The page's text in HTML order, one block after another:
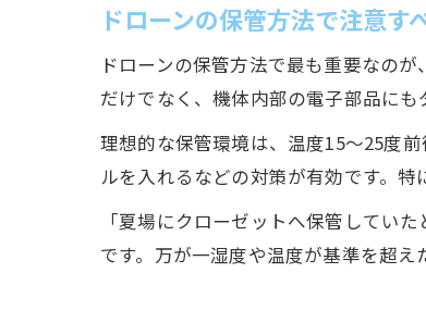
ドローンの保管方法で注意す
ドローンの保管方法で最も重要なの
だけでなく、機体内部の電子部品に
理想的な保管環境は、温度15〜25度
ルを入れるなどの対策が有効です。
「夏場にクローゼットへ保管してい
です。万が一湿度や温度が基準を超